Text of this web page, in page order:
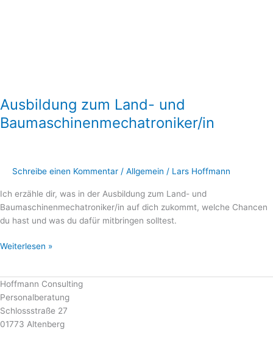
Ausbildung zum Land- und
Baumaschinenmechatroniker/in
Schreibe einen Kommentar / Allgemein / Lars Hoffmann
Ich erzähle dir, was in der Ausbildung zum Land- und
Baumaschinenmechatroniker/in auf dich zukommt, welche Chancen
du hast und was du dafür mitbringen solltest.
Weiterlesen »
Hoffmann Consulting
Personalberatung
Schlossstraße 27
01773 Altenberg